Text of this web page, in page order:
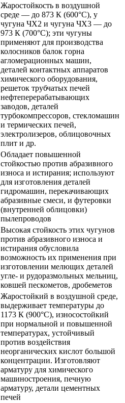
Жаростойкость в воздушной
среде — до 873 К (600°С), у
чугуна ЧХ2 и чугуна ЧX3 — до
973 К (700°С); эти чугуны
применяют для производства
колосников балок горна
агломерационных машин,
деталей контактных аппаратов
химического оборудования,
решеток трубчатых печей
нефтеперерабатывающих
заводов, деталей
турбокомпрессоров, стекломашин
и термических печей,
электролизеров, облицовочных
плит и др.
Обладает повышенной
стойкостью против абразивного
износа и истирания; используют
для изготовления деталей
гидромашин, перекачивающих
абразивные смеси, и футеровки
(внутренней облицовки)
пылепроводов
Высокая стойкость этих чугунов
против абразивного износа и
истирания обусловила
возможность их применения при
изготовлении мелющих деталей
угле- и рудоразмольных мельниц,
ковшей пескометов, дробеметов
Жаростойкий в воздушной среде,
выдерживает температуры до
1173 К (900°С), износостойкий
при нормальной и повышенной
температурах, устойчивый
против воздействия
неорганических кислот большой
концентрации. Изготовляют
арматуру для химического
машиностроения, печную
арматуру, детали цементных
печей